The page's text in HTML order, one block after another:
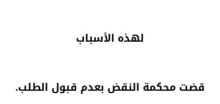
لهذه الأسباب
قضت محكمة النقض بعدم قبول الطلب.